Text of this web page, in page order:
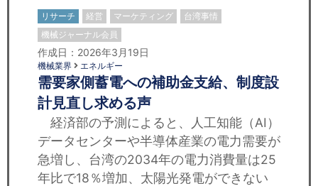
リサーチ 経営 マーケティング
台湾事情
機械ジャーナル会員
作成日：2026年3月19日
機械業界 エネルギー
需要家側蓄電への補助金支給、制度設
計見直し求める声
経済部の予測によると、人工知能（AI）
データセンターや半導体産業の電力需要が
急増し、台湾の2034年の電力消費量は25
年比で18％増加、太陽光発電ができない